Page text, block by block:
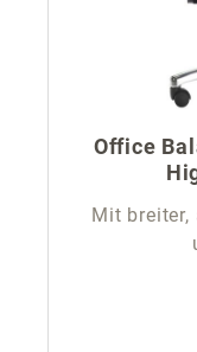
Office
Mit breiter,